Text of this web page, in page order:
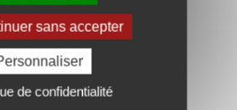
sans accepter
de confidentialité